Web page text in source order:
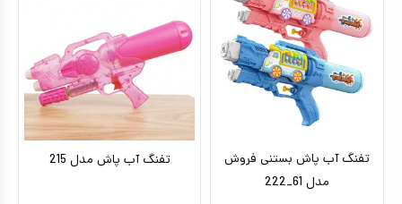
تفنگ آب پاش بستنی فروش
مدل 61_222
تفنگ آب پاش مدل 215